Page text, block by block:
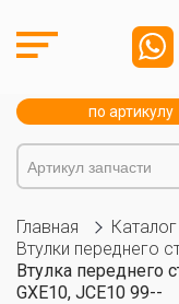
по артикулу
Главная Каталог
Втулки переднего
Втулка переднего
GXE10, JCE10 99--